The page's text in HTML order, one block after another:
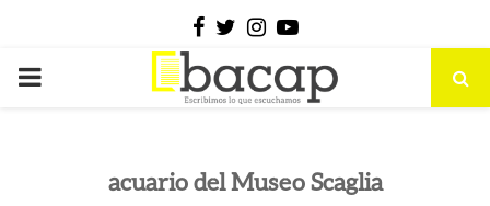
Facebook
Twitter
Instagram
Youtube
PRIMARY
acuario del Museo Scaglia